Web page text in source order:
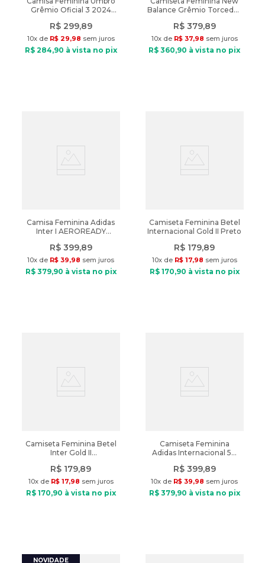
Grêmio Oficial 3 2024
R$ 299,89
10x de R$ 29,98 sem juros
R$ 284,90 à vista no pix
Balance Grêmio Torcedor
R$ 379,89
10x de R$ 37,98 sem juros
R$ 360,90 à vista no pix
Camisa Feminina Adidas
Inter I AEROREADY
R$ 399,89
10x de R$ 39,98 sem juros
R$ 379,90 à vista no pix
Camiseta Feminina Betel
Internacional Gold II Preto
R$ 179,89
10x de R$ 17,98 sem juros
R$ 170,90 à vista no pix
Camiseta Feminina Betel
Inter Gold II
R$ 179,89
10x de R$ 17,98 sem juros
R$ 170,90 à vista no pix
Camiseta Feminina
Adidas Internacional 50
R$ 399,89
10x de R$ 39,98 sem juros
R$ 379,90 à vista no pix